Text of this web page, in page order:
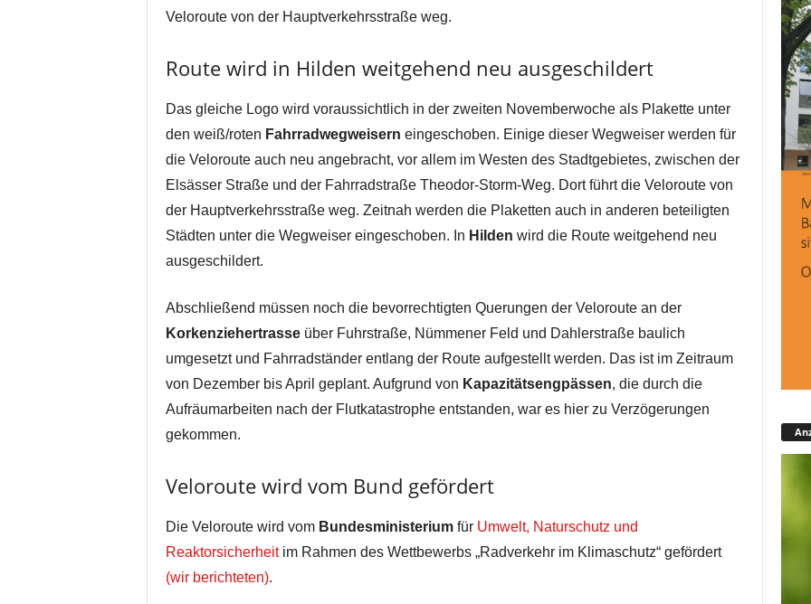
Veloroute von der Hauptverkehrsstraße weg.
Route wird in Hilden weitgehend neu ausgeschildert
Das gleiche Logo wird voraussichtlich in der zweiten Novemberwoche als Plakette unter
den weiß/roten Fahrradwegweisern eingeschoben. Einige dieser Wegweiser werden für
die Veloroute auch neu angebracht, vor allem im Westen des Stadtgebietes, zwischen der
Elsässer Straße und der Fahrradstraße Theodor-Storm-Weg. Dort führt die Veloroute von
der Hauptverkehrsstraße weg. Zeitnah werden die Plaketten auch in anderen beteiligten
Städten unter die Wegweiser eingeschoben. In Hilden wird die Route weitgehend neu
ausgeschildert.
Abschließend müssen noch die bevorrechtigten Querungen der Veloroute an der
Korkenziehertrasseüber Fuhrstraße, Nümmener Feld und Dahlerstraße baulich
umgesetzt und Fahrradständer entlang der Route aufgestellt werden. Das ist im Zeitraum
von Dezember bis April geplant. Aufgrund von Kapazitätsengpässen, die durch die
Aufräumarbeiten nach der Flutkatastrophe entstanden, war es hier zu Verzögerungen
gekommen.
Veloroute wird vom Bund gefördert
Die Veloroute wird vom Bundesministeriumfür Umwelt, Naturschutz und
Reaktorsicherheitim Rahmen des Wettbewerbs „Radverkehr im Klimaschutz“ gefördert
(wir berichteten).